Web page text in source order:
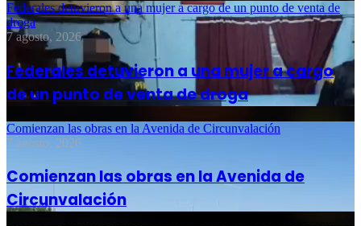
Federales detuvieron a una mujer a cargo de un punto de venta de
droga
7 agosto, 2026
Federales detuvieron a una mujer a cargo
de un punto de venta de droga
Comienzan las obras en la Avenida de Circunvalación
7 agosto, 2026
Comienzan las obras en la Avenida de
Circunvalación